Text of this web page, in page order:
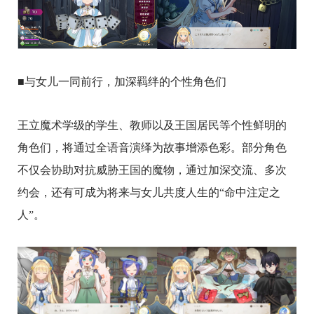
■与女儿一同前行，加深羁绊的个性角色们
王立魔术学级的学生、教师以及王国居民等个性鲜明的
角色们，将通过全语音演绎为故事增添色彩。部分角色
不仅会协助对抗威胁王国的魔物，通过加深交流、多次
约会，还有可成为将来与女儿共度人生的“命中注定之
人”。